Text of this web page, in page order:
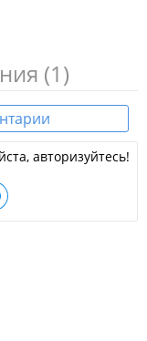
Китая и России,
клеи, смеси,
покрытиями.
-10%.
(1)
авторизуйтесь!